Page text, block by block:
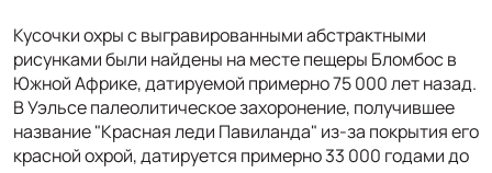
Кусочки охры с выгравированными абстрактными
рисунками были найдены на месте пещеры Бломбос в
Южной Африке, датируемой примерно 75 000 лет назад.
В Уэльсе палеолитическое захоронение, получившее
название "Красная леди Павиланда" из-за покрытия его
красной охрой, датируется примерно 33 000 годами до